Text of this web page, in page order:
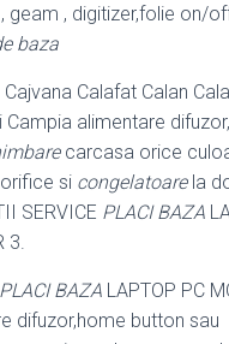
geam , digitizer,folie on/
baza
Calafat Calan
alimentare
carcasa orice
si congelatoarela
SERVICE PLACI BAZA
3.
PLACI BAZA LAPTOP PC
difuzor,home button sau